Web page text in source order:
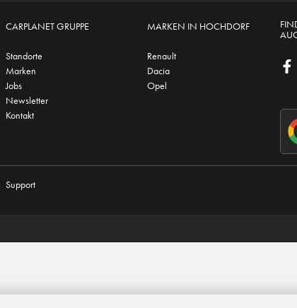
CARPLANET GRUPPE
Standorte
Marken
Jobs
Newsletter
Kontakt
MARKEN IN HOCHDORF
Renault
Dacia
Opel
Support